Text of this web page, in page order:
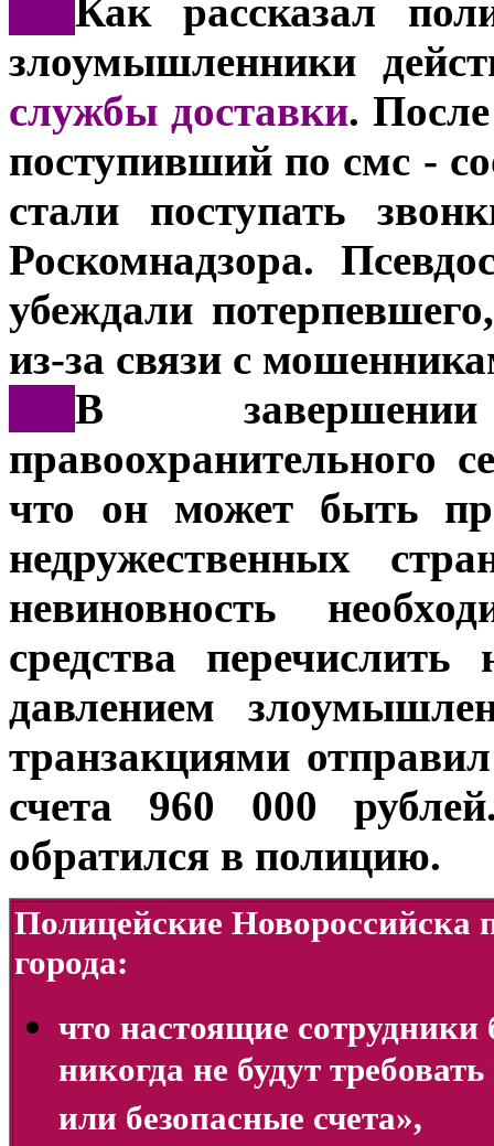
Как рассказал
злоумышленники
службы доставки.
поступивший по смс -
стали поступать
Роскомнадзора.
убеждали
из-за связи с
В
правоохранительного
что он может быть
недружественных
невиновность
средства
давлением
транзакциями
счета 960 000
обратился в полицию.
Полицейские Новороссийска
города:
что настоящие
никогда не будут
или безопасные счета»,